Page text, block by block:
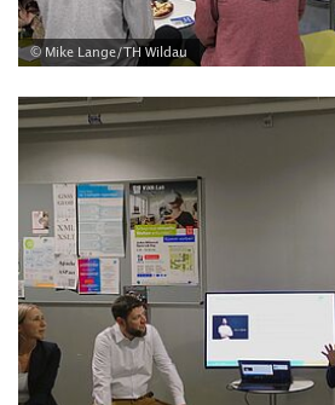
© Mike Lange/TH Wildau